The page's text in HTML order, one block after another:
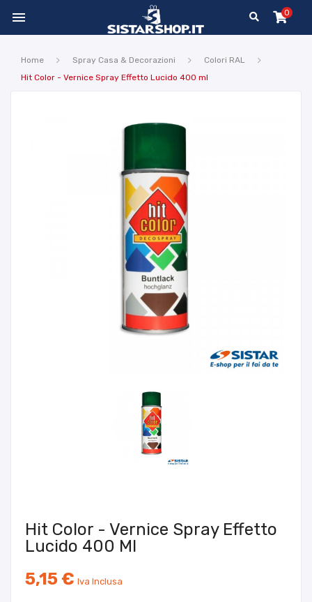
 0
Home Spray Casa & Decorazioni
Colori RAL
Hit Color - Vernice Spray Effetto Lucido 400 ml
Hit Color - Vernice Spray Effetto
Lucido 400 Ml
5,15 € Iva Inclusa